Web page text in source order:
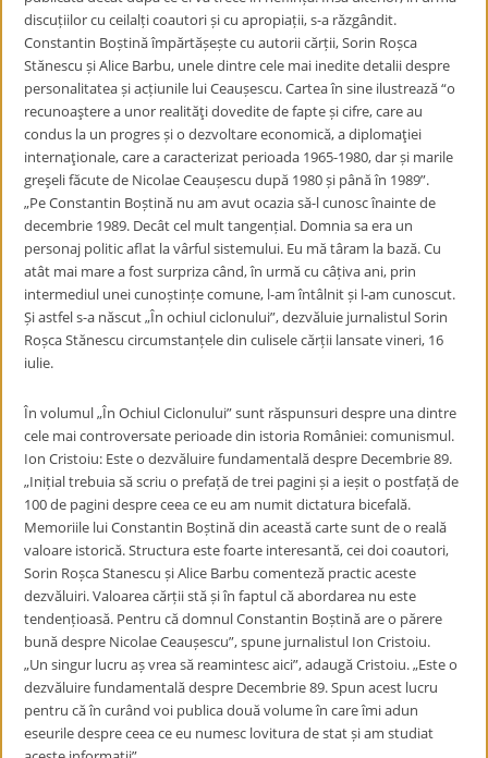
discuțiilor cu ceilalți coautori și cu apropiații, s-a răzgândit.
Constantin Boștină împărtășește cu autorii cărții, Sorin Roșca
Stănescu și Alice Barbu, unele dintre cele mai inedite detalii despre
personalitatea și acțiunile lui Ceaușescu. Cartea în sine ilustrează “o
recunoaştere a unor realităţi dovedite de fapte și cifre, care au
condus la un progres și o dezvoltare economică, a diplomaţiei
internaţionale, care a caracterizat perioada 1965-1980, dar și marile
greşeli făcute de Nicolae Ceaușescu după 1980 și până în 1989”.
„Pe Constantin Boștină nu am avut ocazia să-l cunosc înainte de
decembrie 1989. Decât cel mult tangențial. Domnia sa era un
personaj politic aflat la vârful sistemului. Eu mă târam la bază. Cu
atât mai mare a fost surpriza când, în urmă cu câțiva ani, prin
intermediul unei cunoștințe comune, l-am întâlnit și l-am cunoscut.
Și astfel s-a născut „În ochiul ciclonului”, dezvăluie jurnalistul Sorin
Roșca Stănescu circumstanțele din culisele cărții lansate vineri, 16
iulie.
În volumul „În Ochiul Ciclonului” sunt răspunsuri despre una dintre
cele mai controversate perioade din istoria României: comunismul.
Ion Cristoiu: Este o dezvăluire fundamentală despre Decembrie 89.
„Inițial trebuia să scriu o prefață de trei pagini și a ieșit o postfață de
100 de pagini despre ceea ce eu am numit dictatura bicefală.
Memoriile lui Constantin Boștină din această carte sunt de o reală
valoare istorică. Structura este foarte interesantă, cei doi coautori,
Sorin Roșca Stanescu și Alice Barbu comenteză practic aceste
dezvăluiri. Valoarea cărții stă și în faptul că abordarea nu este
tendențioasă. Pentru că domnul Constantin Boștină are o părere
bună despre Nicolae Ceaușescu”, spune jurnalistul Ion Cristoiu.
„Un singur lucru aș vrea să reamintesc aici”, adaugă Cristoiu. „Este o
dezvăluire fundamentală despre Decembrie 89. Spun acest lucru
pentru că în curând voi publica două volume în care îmi adun
eseurile despre ceea ce eu numesc lovitura de stat și am studiat